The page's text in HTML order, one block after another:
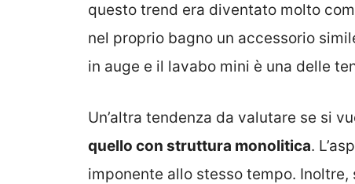
questo trend era diventato molto
nel proprio bagno un accessorio
in auge e il lavabo mini è una delle
Un’altra tendenza da valutare se si
quello con struttura monolitica.
imponente allo stesso tempo.